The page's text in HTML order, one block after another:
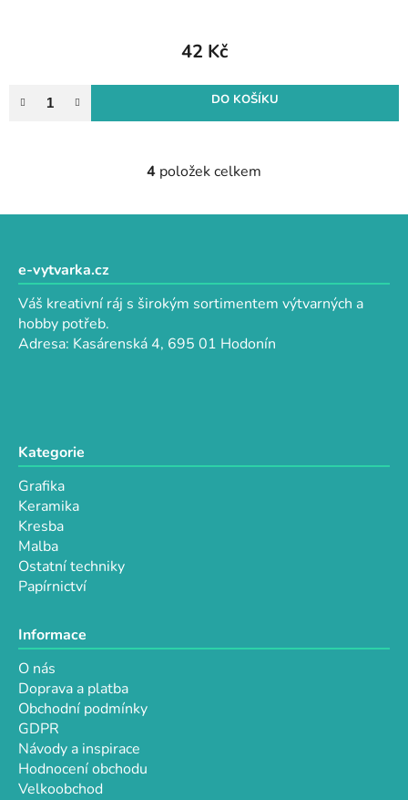
42 Kč
DO KOŠÍKU
O
l
a
c
p
ý
4 položek celkem
e-vytvarka.cz
Váš kreativní ráj s širokým sortimentem výtvarných a
hobby potřeb.
Adresa: Kasárenská 4, 695 01 Hodonín
Kategorie
Grafika
Keramika
Kresba
Malba
Ostatní techniky
Papírnictví
Informace
O nás
Doprava a platba
Obchodní podmínky
GDPR
Návody a inspirace
Hodnocení obchodu
Velkoobchod